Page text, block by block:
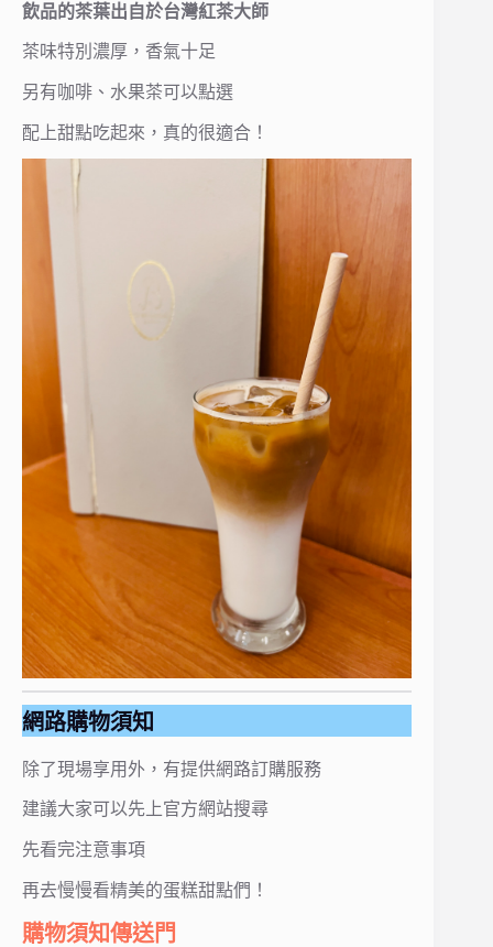
飲品的茶葉出自於台灣紅茶大師
茶味特別濃厚，香氣十足
另有咖啡、水果茶可以點選
配上甜點吃起來，真的很適合！
網路購物須知
除了現場享用外，有提供網路訂購服務
建議大家可以先上官方網站搜尋
先看完注意事項
再去慢慢看精美的蛋糕甜點們！
購物須知傳送門